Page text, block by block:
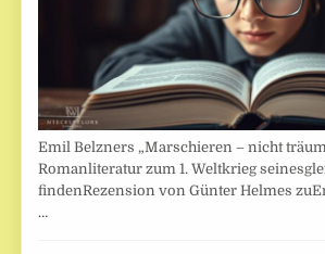
Emil Belzners „Marschieren – nicht
Romanliteratur zum 1. Weltkrieg
findenRezension von Günter Helmes
…